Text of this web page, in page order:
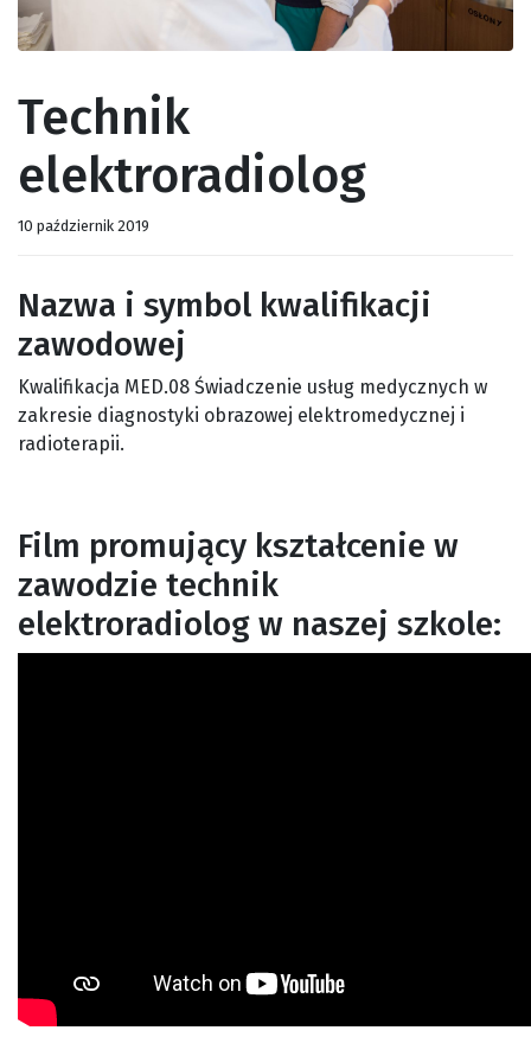
Technik
elektroradiolog
10 październik 2019
Nazwa i symbol kwalifikacji
zawodowej
Kwalifikacja MED.08 Świadczenie usług medycznych w
zakresie diagnostyki obrazowej elektromedycznej i
radioterapii.
Film promujący kształcenie w
zawodzie technik
elektroradiolog w naszej szkole: